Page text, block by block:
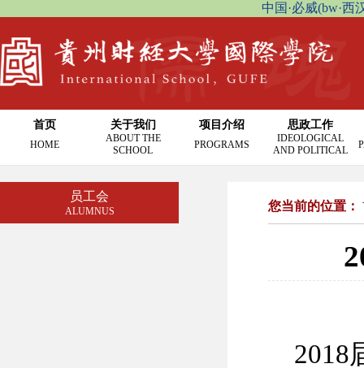
中国·必威(bw·西
首页
HOME
关于我们
ABOUT THE
SCHOOL
项目介绍
PROGRAMS
思政工作
IDEOLOGICAL
AND POLITICAL
员工会
ALUMNUS 您当前的位置：
2018